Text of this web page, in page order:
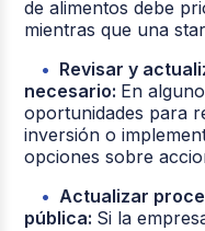
de alimentos debe
mientras que una
Revisar y
necesario: En
oportunidades para
inversión o
opciones sobre
Actualizar
pública: Si la